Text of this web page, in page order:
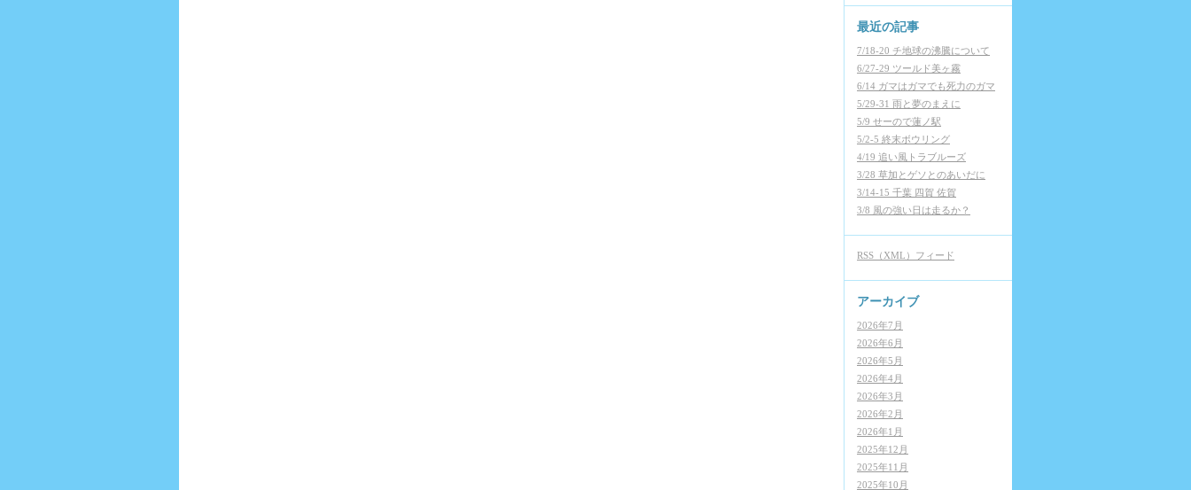
最近の記事
7/18-20 チ地球の沸騰について
6/27-29 ツールド美ヶ霧
6/14 ガマはガマでも死力のガマ
5/29-31 雨と夢のまえに
5/9 せーので蓮ノ駅
5/2-5 終末ボウリング
4/19 追い風トラブルーズ
3/28 草加とゲソとのあいだに
3/14-15 千葉 四賀 佐賀
3/8 風の強い日は走るか？
RSS（XML）フィード
アーカイブ
2026年7月
2026年6月
2026年5月
2026年4月
2026年3月
2026年2月
2026年1月
2025年12月
2025年11月
2025年10月